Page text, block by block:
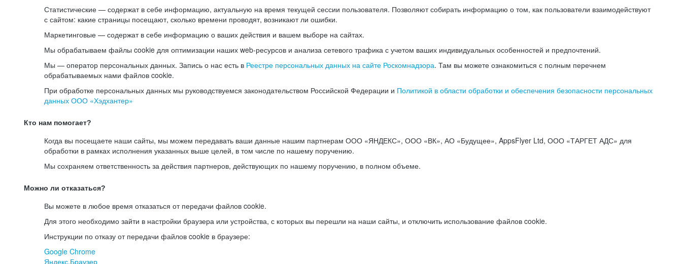
Статистические — содержат в себе информацию, актуальную на время текущей сессии пользователя. Позволяют собирать информацию о том, как пользователи взаимодействуют
с сайтом: какие страницы посещают, сколько времени проводят, возникают ли ошибки.
Маркетинговые — содержат в себе информацию о ваших действия и вашем выборе на сайтах.
Мы обрабатываем файлы cookie для оптимизации наших web-ресурсов и анализа сетевого трафика с учетом ваших индивидуальных особенностей и предпочтений.
Мы — оператор персональных данных. Запись о нас есть в Реестре персональных данных на сайте Роскомнадзора. Там вы можете ознакомиться с полным перечнем
обрабатываемых нами файлов cookie.
При обработке персональных данных мы руководствуемся законодательством Российской Федерации и Политикой в области обработки и обеспечения безопасности персональных
данных ООО «Хэдхантер»
Кто нам помогает?
Когда вы посещаете наши сайты, мы можем передавать ваши данные нашим партнерам ООО «ЯНДЕКС», ООО «ВК», АО «Будущее», AppsFlyer Ltd, ООО «ТАРГЕТ АДС» для
обработки в рамках исполнения указанных выше целей, в том числе по нашему поручению.
Мы сохраняем ответственность за действия партнеров, действующих по нашему поручению, в полном объеме.
Можно ли отказаться?
Вы можете в любое время отказаться от передачи файлов cookie.
Для этого необходимо зайти в настройки браузера или устройства, с которых вы перешли на наши сайты, и отключить использование файлов cookie.
Инструкции по отказу от передачи файлов cookie в браузере:
Google Chrome
Яндекс.Браузер